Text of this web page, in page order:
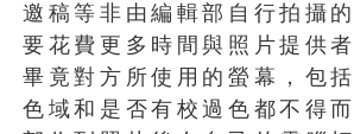
邀稿等非由編輯部自行拍攝
要花費更多時間與照片提供
畢竟對方所使用的螢幕，包
色域和是否有校過色都不得